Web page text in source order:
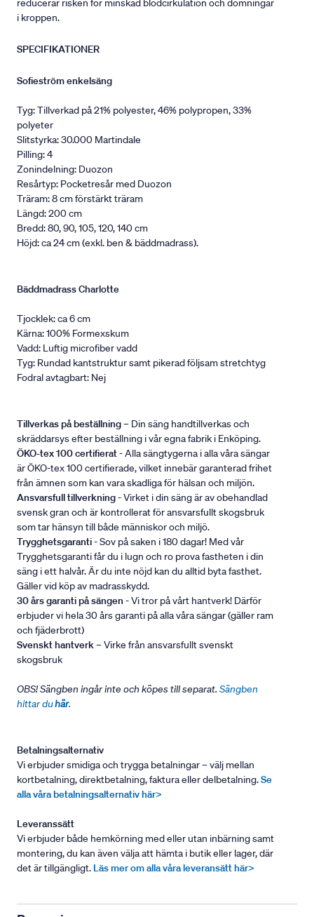
reducerar risken för minskad blodcirkulation och domningar
i kroppen.
SPECIFIKATIONER
Sofieström enkelsäng
Tyg: Tillverkad på 21% polyester, 46% polypropen, 33%
polyeter
Slitstyrka: 30.000 Martindale
Pilling: 4
Zonindelning: Duozon
Resårtyp: Pocketresår med Duozon
Träram: 8 cm förstärkt träram
Längd: 200 cm
Bredd: 80, 90, 105, 120, 140 cm
Höjd: ca 24 cm (exkl. ben & bäddmadrass).
Bäddmadrass Charlotte
Tjocklek: ca 6 cm
Kärna: 100% Formexskum
Vadd: Luftig microfiber vadd
Tyg: Rundad kantstruktur samt pikerad följsam stretchtyg
Fodral avtagbart: Nej
Tillverkas på beställning– Din säng handtillverkas och
skräddarsys efter beställning i vår egna fabrik i Enköping.
ÖKO-tex 100 certifierat- Alla sängtygerna i alla våra sängar
är ÖKO-tex 100 certifierade, vilket innebär garanterad frihet
från ämnen som kan vara skadliga för hälsan och miljön.
Ansvarsfull tillverkning- Virket i din säng är av obehandlad
svensk gran och är kontrollerat för ansvarsfullt skogsbruk
som tar hänsyn till både människor och miljö.
Trygghetsgaranti- Sov på saken i 180 dagar! Med vår
Trygghetsgaranti får du i lugn och ro prova fastheten i din
säng i ett halvår. Är du inte nöjd kan du alltid byta fasthet.
Gäller vid köp av madrasskydd.
30 års garanti på sängen - Vi tror på vårt hantverk! Därför
erbjuder vi hela 30 års garanti på alla våra sängar (gäller ram
och fjäderbrott)
Svenskt hantverk– Virke från ansvarsfullt svenskt
skogsbruk
OBS! Sängben ingår inte och köpes till separat. Sängben
hittar duhär.
Betalningsalternativ
Vi erbjuder smidiga och trygga betalningar – välj mellan
kortbetalning, direktbetalning, faktura eller delbetalning.Se
alla våra betalningsalternativ här>
Leveranssätt
Vi erbjuder både hemkörning med eller utan inbärning samt
montering, du kan även välja att hämta i butik eller lager, där
det är tillgängligt. Läs mer om alla våra leveransätt här>